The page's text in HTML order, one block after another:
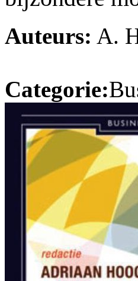
Auteurs: A.
Categorie: